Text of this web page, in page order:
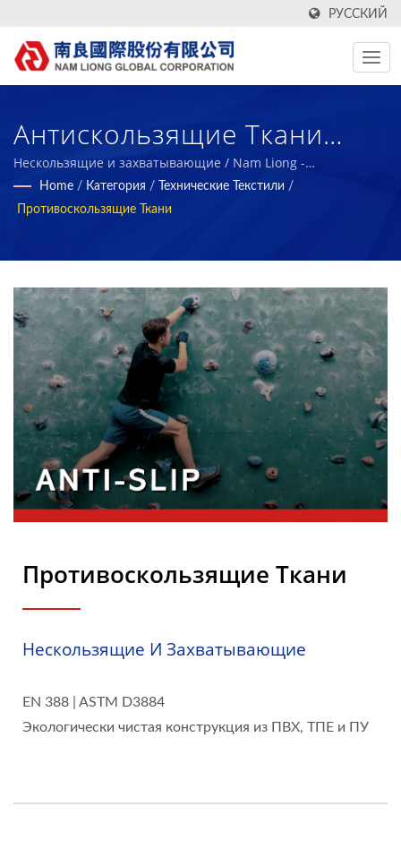
РУССКИЙ
Антискользящие Ткани
Прочные И Обеспечивают
Хорошее Трение При
Производитель
Профессиональных
Полимерных
Пенопластовых
Композитов.
Нескользящие и захватывающие / Nam Liong -
Производитель профессиональных полимерных
пенопластовых композитов.
Home / Категория / Технические Текстили /
Противоскользящие Ткани
Противоскользящие Ткани
Нескользящие И Захватывающие
EN 388 | ASTM D3884
Экологически чистая конструкция из ПВХ, ТПЕ и ПУ